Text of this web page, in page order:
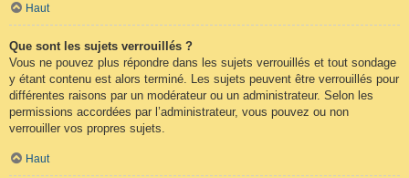
Haut
Que sont les sujets verrouillés ?
Vous ne pouvez plus répondre dans les sujets verrouillés et tout sondage
y étant contenu est alors terminé. Les sujets peuvent être verrouillés pour
différentes raisons par un modérateur ou un administrateur. Selon les
permissions accordées par l’administrateur, vous pouvez ou non
verrouiller vos propres sujets.
Haut